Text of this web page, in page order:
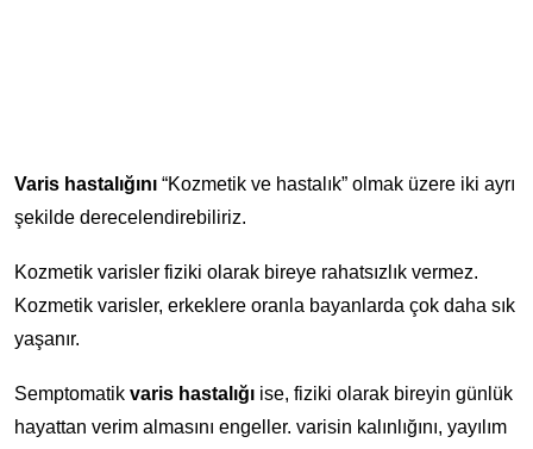
Varis hastalığını “Kozmetik ve hastalık” olmak üzere iki ayrı
şekilde derecelendirebiliriz.
Kozmetik varisler fiziki olarak bireye rahatsızlık vermez.
Kozmetik varisler, erkeklere oranla bayanlarda çok daha sık
yaşanır.
Semptomatik varis hastalığı ise, fiziki olarak bireyin günlük
hayattan verim almasını engeller. varisin kalınlığını, yayılım